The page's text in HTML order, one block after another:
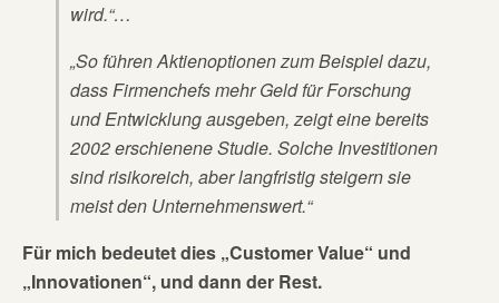
wird.“…
„So führen Aktienoptionen zum Beispiel dazu,
dass Firmenchefs mehr Geld für Forschung
und Entwicklung ausgeben, zeigt eine bereits
2002 erschienene Studie. Solche Investitionen
sind risikoreich, aber langfristig steigern sie
meist den Unternehmenswert.“
Für mich bedeutet dies „Customer Value“ und
„Innovationen“, und dann der Rest.